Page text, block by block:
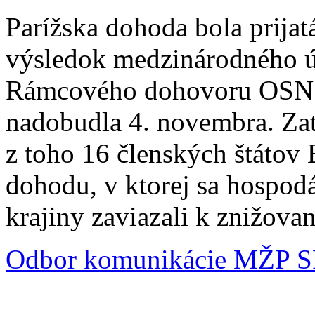
Parížska dohoda bola
výsledok medzinárodného
Rámcového dohovoru
nadobudla 4. novembra.
z toho 16 členských
dohodu, v ktorej sa
krajiny zaviazali k
Odbor komunikácie MŽP